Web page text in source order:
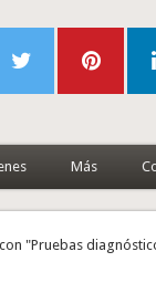
Más
"Pruebas